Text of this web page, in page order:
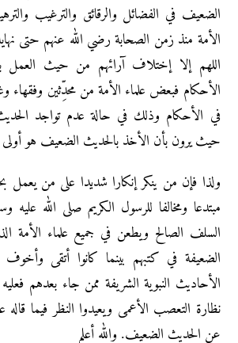
الضعيف في الفضائل والرقائق والترغيب
الأمة منذ زمن الصحابة رضي الله عنهم حتى
اللهم إلا إختلاف آرائهم من حيث العمل
الأحكام فبعض علماء الأمة من محدِّثين وفقهاء
في الأحكام وذلك في حالة عدم تواجد
حيث يرون بأن الأخذ بالحديث الضعيف هو
ولذا فإن من ينكر إنكارا شديدا على من
مبتدعا ومخالفا للرسول الكريم صلى الله
السلف الصالح ويطعن في جميع علماء الأمة
الضعيفة في كتبهم بينما كانوا أتقى
الأحاديث النبوية الشريفة ممن جاء بعدهم فعليه
نظارة التعصب الأعمى ويعيدوا النظر فيما
عن الحديث الضعيف. والله أعلم